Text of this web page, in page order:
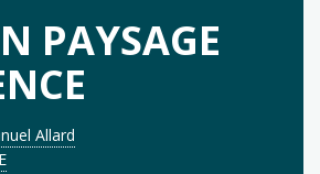
PAYSAGE
Allard